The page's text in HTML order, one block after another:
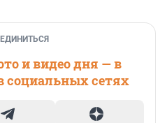
и видео дня — в
социальных сетях